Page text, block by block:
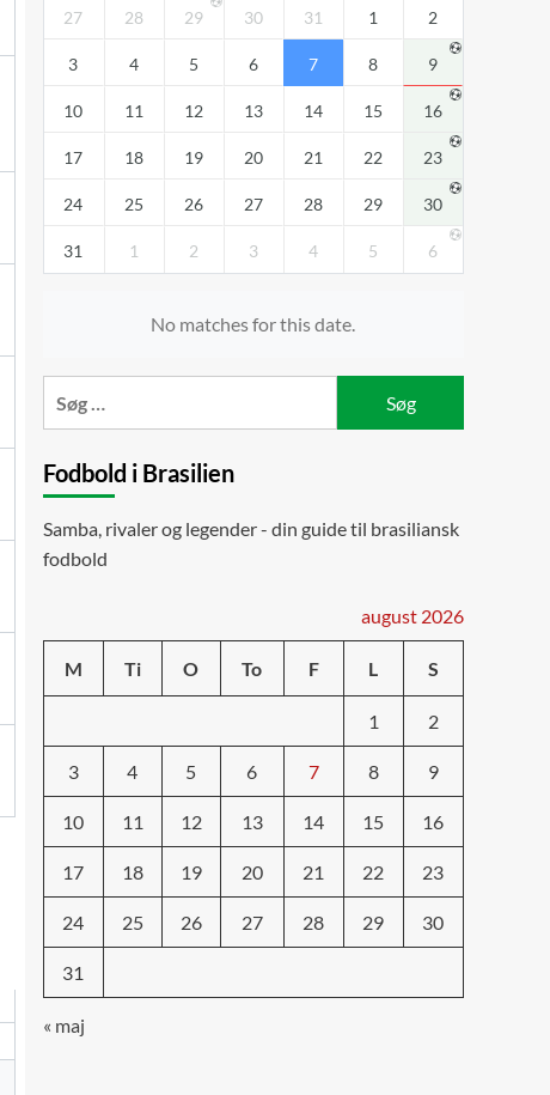
27 28 29 30 31 1 2
3 4 5 6 7 8 9
10 11 12 13 14 15 16
17 18 19 20 21 22 23
24 25 26 27 28 29 30
31 1 2 3 4 5 6
No matches for this date.
efter:
Fodbold i Brasilien
Samba, rivaler og legender - din guide til brasiliansk
fodbold
august 2026
M Ti O To F L S
1 2
3 4 5 6 7 8 9
10 11 12 13 14 15 16
17 18 19 20 21 22 23
24 25 26 27 28 29 30
31
« maj